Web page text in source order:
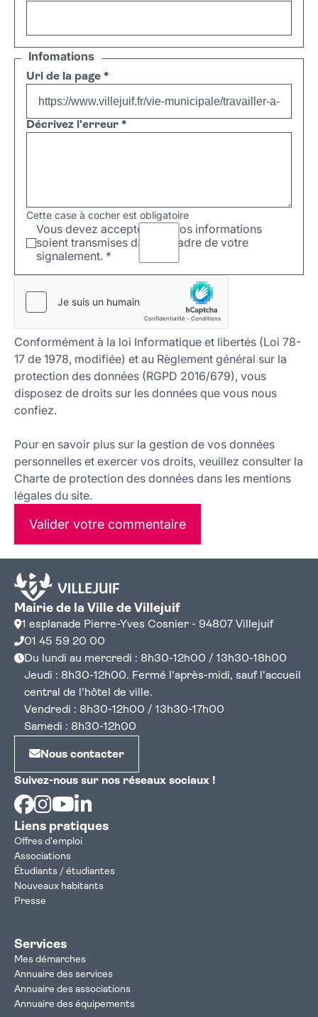
Infomations
Url de la page *
Décrivez l'erreur *
Cette case à cocher est obligatoire
Vous devez accepter que vos informations
soient transmises dans le cadre de votre
signalement. *
Conformément à la loi Informatique et libertés (Loi 78-
17 de 1978, modifiée) et au Règlement général sur la
protection des données (RGPD 2016/679), vous
disposez de droits sur les données que vous nous
confiez.
Pour en savoir plus sur la gestion de vos données
personnelles et exercer vos droits, veuillez consulter la
Charte de protection des données dans les mentions
légales du site.
Valider votre commentaire
Mairie de la Ville de Villejuif
1 esplanade Pierre-Yves Cosnier - 94807 Villejuif
01 45 59 20 00
Du lundi au mercredi : 8h30-12h00 / 13h30-18h00
Jeudi : 8h30-12h00. Fermé l'après-midi, sauf l'accueil
central de l'hôtel de ville.
Vendredi : 8h30-12h00 / 13h30-17h00
Samedi : 8h30-12h00
Nous contacter
Suivez-nous sur nos réseaux sociaux !
Facebook
Instagram
Youtube
Liens pratiques
Offres d'emploi
Associations
Étudiants / étudiantes
Nouveaux habitants
Presse
Services
Mes démarches
Annuaire des services
Annuaire des associations
Annuaire des équipements